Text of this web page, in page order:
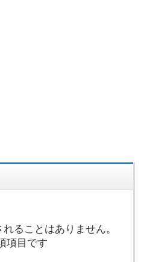
ることはありません。
項目です